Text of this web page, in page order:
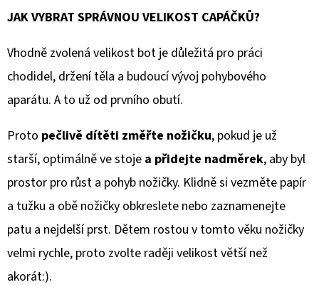
JAK VYBRAT SPRÁVNOU VELIKOST CAPÁČKŮ?
Vhodně zvolená velikost bot je důležitá pro práci
chodidel, držení těla a budoucí vývoj pohybového
aparátu. A to už od prvního obutí.
Proto pečlivě dítěti změřte nožičku, pokud je už
starší, optimálně ve stoje a přidejte nadměrek, aby byl
prostor pro růst a pohyb nožičky. Klidně si vezměte papír
a tužku a obě nožičky obkreslete nebo zaznamenejte
patu a nejdelší prst. Dětem rostou v tomto věku nožičky
velmi rychle, proto zvolte raději velikost větší než
akorát:).